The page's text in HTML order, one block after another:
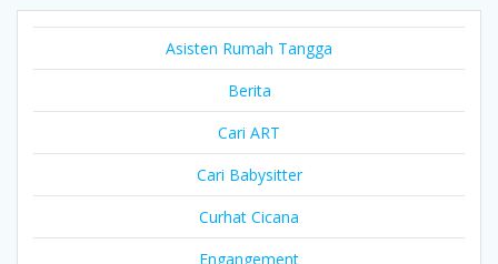
Asisten Rumah Tangga
Berita
Cari ART
Cari Babysitter
Curhat Cicana
Engangement